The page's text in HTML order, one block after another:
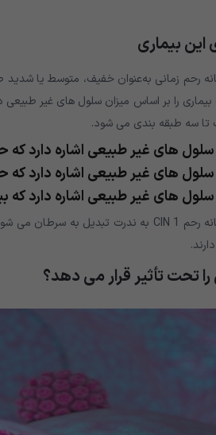
این بیماری
رحم زمانی به‌عنوان خفیف، متوسط ​​یا
سه طبقه بندی می شود.
تحت تأثیر قرار می دهد؟